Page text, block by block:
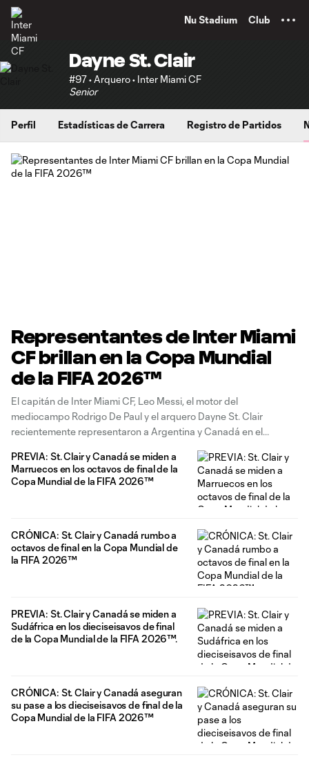
Nu Stadium Club
Dayne St. Clair
#97 • Arquero • Inter Miami CF
Senior
Perfil Estadísticas de Carrera Registro de Partidos
Representantes de Inter Miami
CF brillan en la Copa Mundial
de la FIFA 2026™
El capitán de Inter Miami CF, Leo Messi, el motor del
mediocampo Rodrigo De Paul y el arquero Dayne St. Clair
recientemente representaron a Argentina y Canadá en el
convirtiéndose de esa manera en el segundo, tercer y cuarto
jugador
PREVIA: St. Clair y Canadá se miden a
Marruecos en los octavos de final de la
Copa Mundial de la FIFA 2026™
CRÓNICA: St. Clair y Canadá rumbo a
octavos de final en la Copa Mundial de
la FIFA 2026™
PREVIA: St. Clair y Canadá se miden a
Sudáfrica en los dieciseisavos de final
de la Copa Mundial de la FIFA 2026™.
CRÓNICA: St. Clair y Canadá aseguran
su pase a los dieciseisavos de final de la
Copa Mundial de la FIFA 2026™